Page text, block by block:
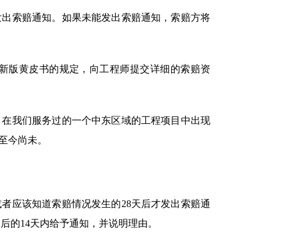
索赔通知。如果未能发出索赔通知，索赔方将
版黄皮书的规定，向工程师提交详细的索赔资
我们服务过的一个中东区域的工程项目中出现
今尚未。
应该知道索赔情况发生的28天后才发出索赔通
的14天内给予通知，并说明理由。